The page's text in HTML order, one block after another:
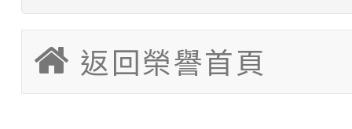
結果(第3招)
學年度第1學期第9次代
結果(第4招)
【甄選結果(第12招)】
學年度第1學期第7次代
結果(第12招)
轉知：桃園市115學年
賽及師生本土語及新住
轉知：「桃園市115學
返回榮譽首頁